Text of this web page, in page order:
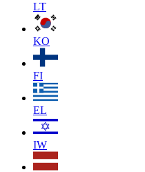
LT
KO
FI
EL
IW